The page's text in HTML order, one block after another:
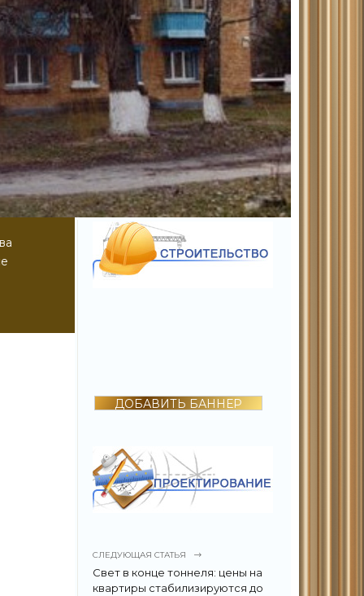
ДОБАВИТЬ БАННЕР
СЛЕДУЮЩАЯ СТАТЬЯ
Свет в конце тоннеля: цены на
квартиры стабилизируются до